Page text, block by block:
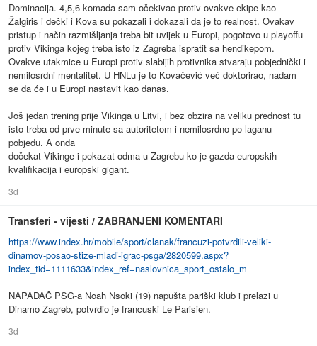
Dominacija. 4,5,6 komada sam očekivao protiv ovakve ekipe kao
Žalgiris i dečki i Kova su pokazali i dokazali da je to realnost. Ovakav
pristup i način razmišljanja treba bit uvijek u Europi, pogotovo u playoffu
protiv Vikinga kojeg treba isto iz Zagreba ispratit sa hendikepom.
Ovakve utakmice u Europi protiv slabijih protivnika stvaraju pobjednički i
nemilosrdni mentalitet. U HNLu je to Kovačević već doktorirao, nadam
se da će i u Europi nastavit kao danas.
Još jedan trening prije Vikinga u Litvi, i bez obzira na veliku prednost tu
isto treba od prve minute sa autoritetom i nemilosrdno po laganu
pobjedu. A onda
dočekat Vikinge i pokazat odma u Zagrebu ko je gazda europskih
kvalifikacija i europski gigant.
3d
Transferi - vijesti / ZABRANJENI KOMENTARI
https://www.index.hr/mobile/sport/clanak/francuzi-potvrdili-veliki-
dinamov-posao-stize-mladi-igrac-psga/2820599.aspx?
index_tid=1111633&index_ref=naslovnica_sport_ostalo_m
NAPADAČ PSG-a Noah Nsoki (19) napušta pariški klub i prelazi u
Dinamo Zagreb, potvrdio je francuski Le Parisien.
3d